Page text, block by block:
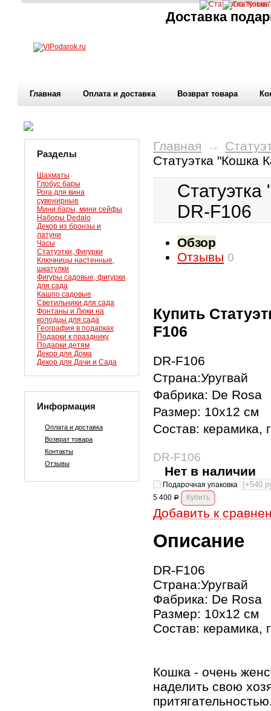
Доставка
Главная Оплата и доставка Возврат товара
Разделы
Шахматы
Глобус бары
Рога для вина
сувенирные
Мини бары, мини сейфы
Наборы Dedalo
Декор из бронзы и
латуни
Часы
Статуэтки, Фигурки
Ключницы настенные,
шкатулки
Фигуры садовые, фигурки
для сада
Кашпо садовые
Светильники для сада
Фонтаны и Люки на
колодцы для сада
География в подарках
Подарки к празднику
Подарки детям
Декор для Дома
Декор для Дачи и Сада
Информация
Оплата и доставка
Возврат товара
Контакты
Отзывы
Главная →
Статуэтка "Кошка
DR-F106
Обзор
Отзывы 0
Купить
F106
DR-F106
Страна:Уругвай
Фабрика: De Rosa
Размер: 10х12 см
Состав: керамика,
DR-F106
Нет в наличии
Подарочная упаковка
5 400 Р
Добавить к
Описание
DR-F106
Страна:Уругвай
Фабрика: De Rosa
Размер: 10х12 см
Состав: керамика,
Кошка - очень
наделить свою